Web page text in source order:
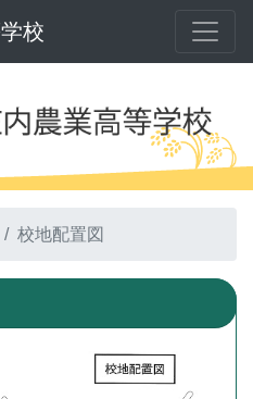
校
校地配置図